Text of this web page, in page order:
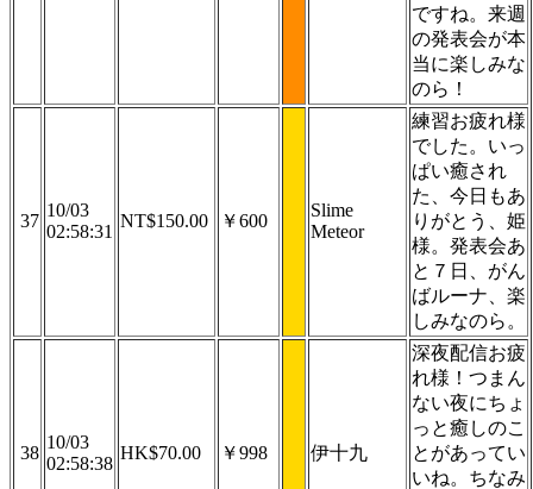
ですね。来週
の発表会が本
当に楽しみな
のら！
37
10/03
02:58:31
NT$150.00 ￥600
Slime
Meteor
練習お疲れ様
でした。いっ
ぱい癒され
た、今日もあ
りがとう、姫
様。発表会あ
と７日、がん
ばルーナ、楽
しみなのら。
38
10/03
02:58:38
HK$70.00 ￥998 伊十九
深夜配信お疲
れ様！つまん
ない夜にちょ
っと癒しのこ
とがあってい
いね。ちなみ